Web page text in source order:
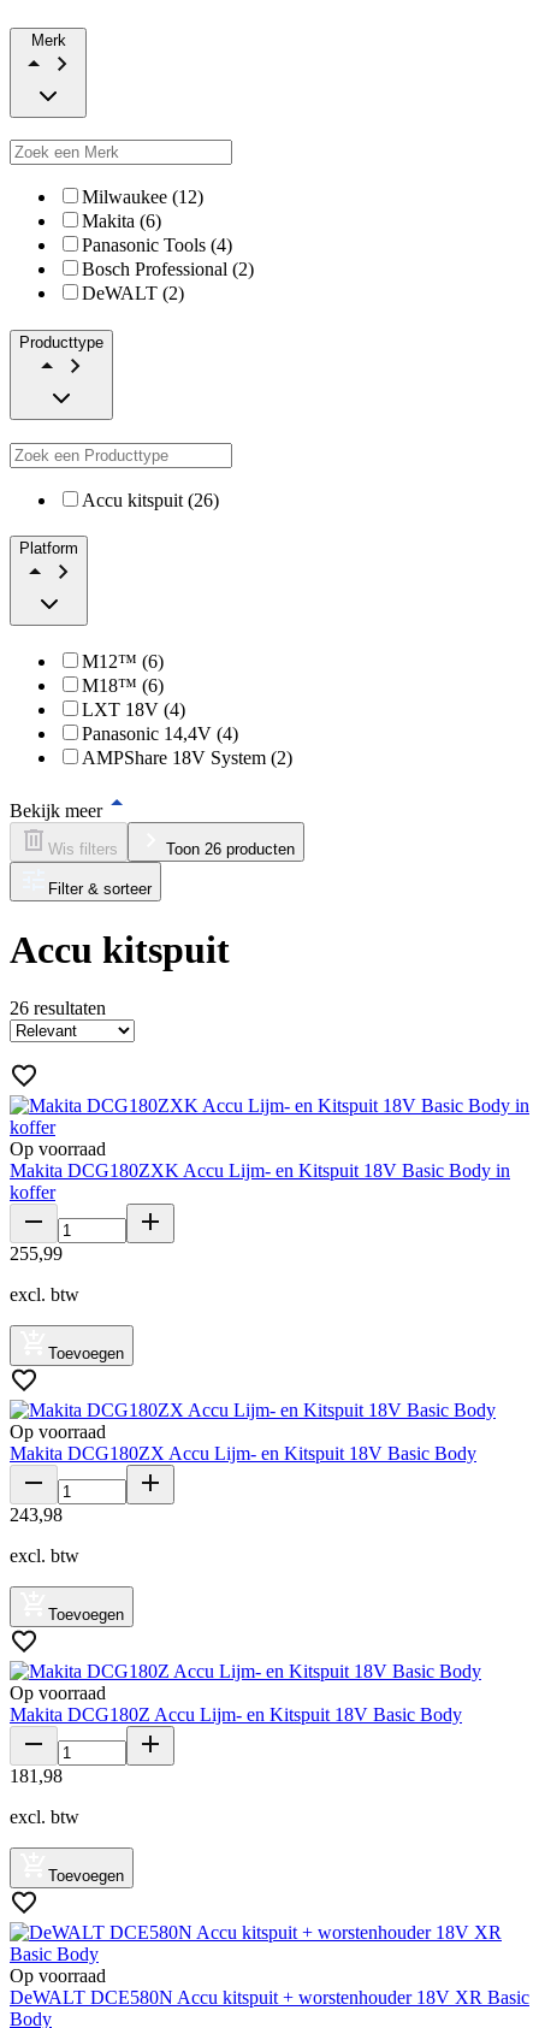
Merk
Milwaukee (12)
Makita (6)
Panasonic Tools (4)
Bosch Professional (2)
DeWALT (2)
Producttype
Accu kitspuit (26)
Platform
M12™ (6)
M18™ (6)
LXT 18V (4)
Panasonic 14,4V (4)
AMPShare 18V System (2)
Bekijk meer
Wis filters Toon 26 producten
Filter & sorteer
Accu kitspuit
26 resultaten
Op voorraad
Makita DCG180ZXK Accu Lijm- en Kitspuit 18V Basic Body in
koffer
255,99
excl. btw
Toevoegen
Op voorraad
Makita DCG180ZX Accu Lijm- en Kitspuit 18V Basic Body
243,98
excl. btw
Toevoegen
Op voorraad
Makita DCG180Z Accu Lijm- en Kitspuit 18V Basic Body
181 ,98
excl. btw
Toevoegen
Op voorraad
DeWALT DCE580N Accu kitspuit + worstenhouder 18V XR Basic
Body